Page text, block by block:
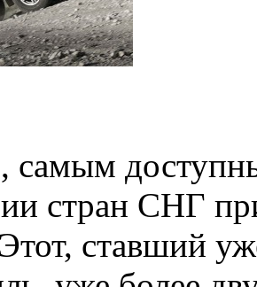
самым
стран СНГ
ставший